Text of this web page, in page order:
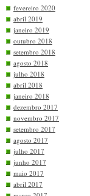
fevereiro 2020
abril 2019
janeiro 2019
outubro 2018
setembro 2018
agosto 2018
julho 2018
abril 2018
janeiro 2018
dezembro 2017
novembro 2017
setembro 2017
agosto 2017
julho 2017
junho 2017
maio 2017
abril 2017